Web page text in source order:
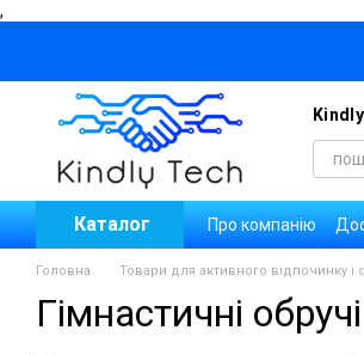
,
Каталог Про компанію
Блог
Договір
Новини
Головна Товари для активного відпочинку і
Гімнастичні обручі